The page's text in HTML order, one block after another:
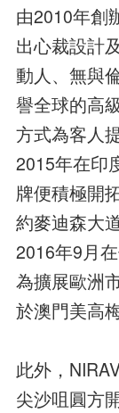
由2010年創
出心裁設計
動人、無與
譽全球的高
方式為客人
2015年在印
牌便積極開
約麥迪森大
2016年9月
為擴展歐洲
於澳門美高
此外，
尖沙咀圓方